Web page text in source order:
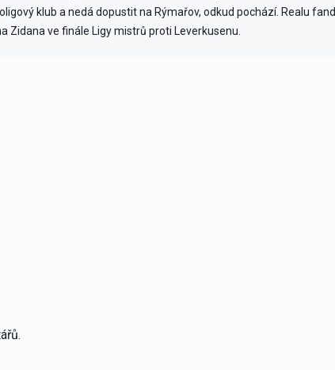
klub a nedá dopustit na Rýmařov, odkud pochází. Realu
Zidana ve finále Ligy mistrů proti Leverkusenu.